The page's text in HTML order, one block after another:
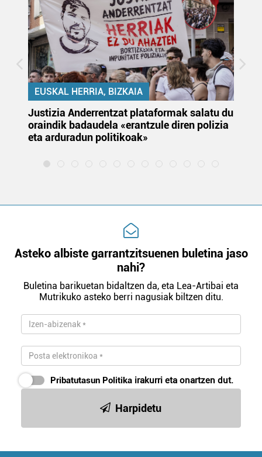
EUSKAL HERRIA, BIZKAIA
Justizia Anderrentzat plataformak salatu du
oraindik badaudela «erantzule diren polizia
eta arduradun politikoak»
Asteko albiste garrantzitsuenen buletina jaso
nahi?
Buletina barikuetan bidaltzen da, eta Lea-Artibai eta
Mutrikuko asteko berri nagusiak biltzen ditu.
Pribatutasun Politika irakurri eta onartzen dut.
Harpidetu